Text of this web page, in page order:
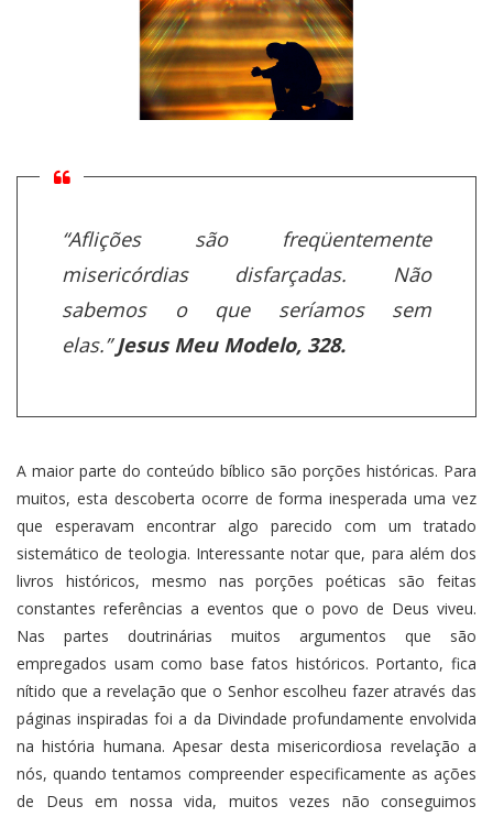
“Aflições são freqüentemente
misericórdias disfarçadas. Não
sabemos o que seríamos sem
elas.” Jesus Meu Modelo, 328.
A maior parte do conteúdo bíblico são porções históricas. Para
muitos, esta descoberta ocorre de forma inesperada uma vez
que esperavam encontrar algo parecido com um tratado
sistemático de teologia. Interessante notar que, para além dos
livros históricos, mesmo nas porções poéticas são feitas
constantes referências a eventos que o povo de Deus viveu.
Nas partes doutrinárias muitos argumentos que são
empregados usam como base fatos históricos. Portanto, fica
nítido que a revelação que o Senhor escolheu fazer através das
páginas inspiradas foi a da Divindade profundamente envolvida
na história humana. Apesar desta misericordiosa revelação a
nós, quando tentamos compreender especificamente as ações
de Deus em nossa vida, muitos vezes não conseguimos